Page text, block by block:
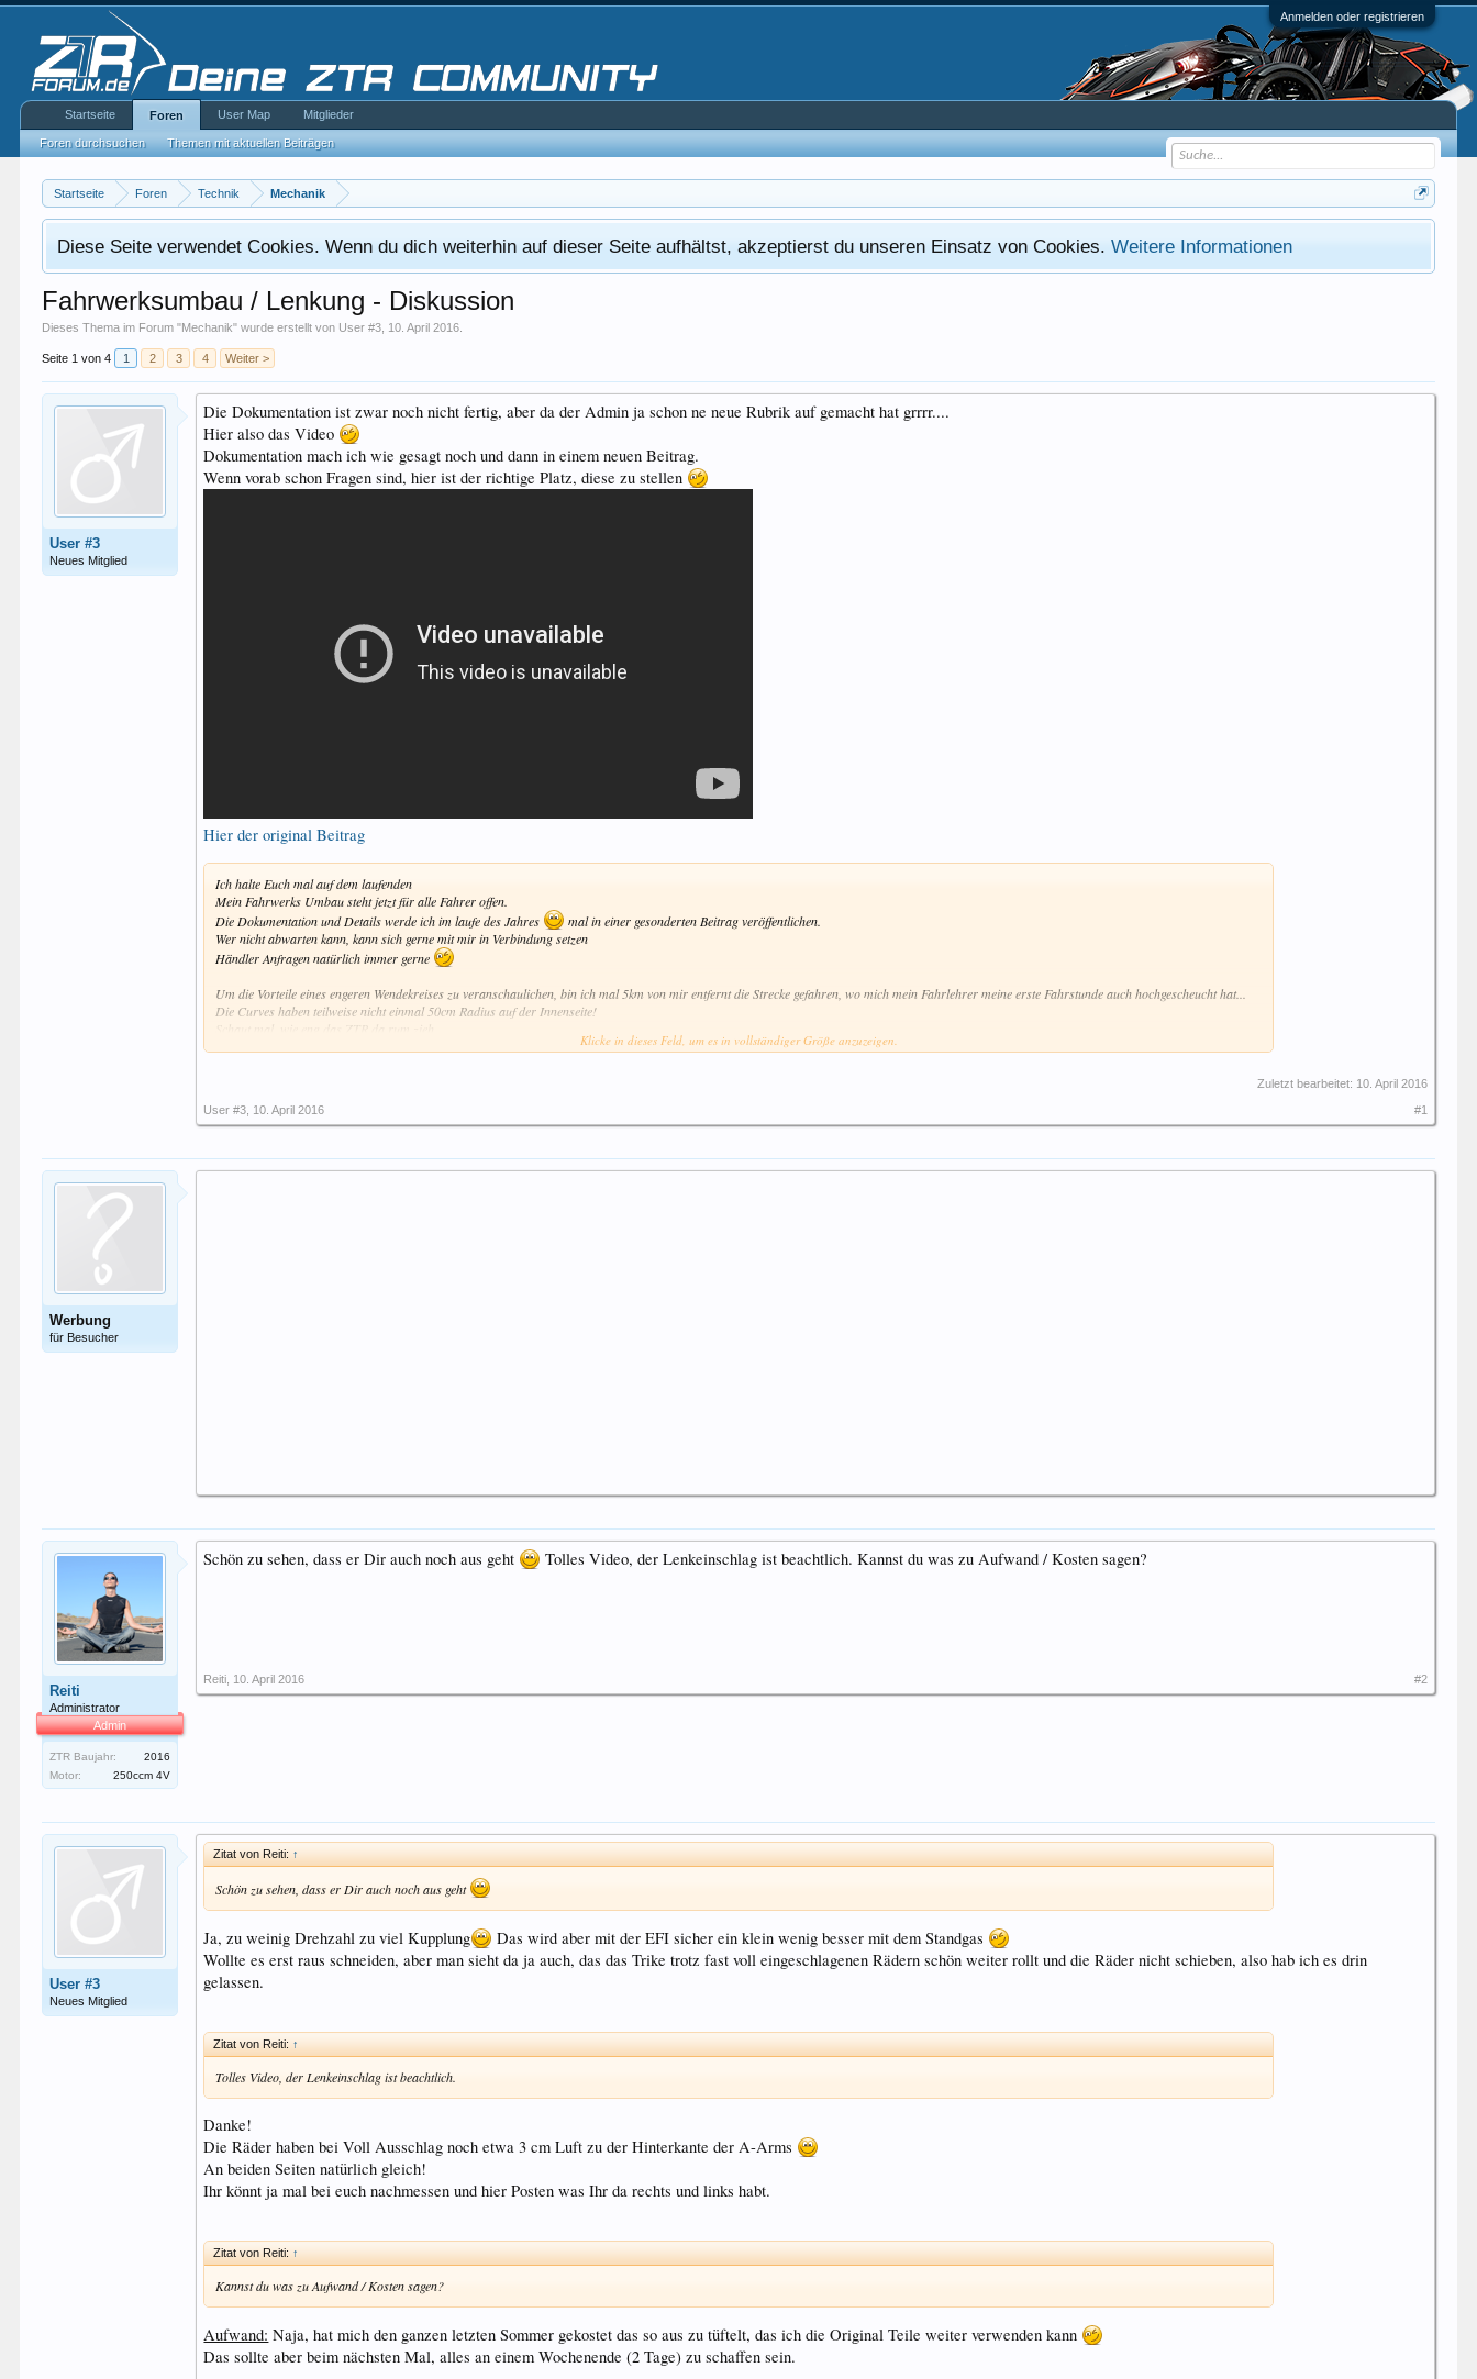
Anmelden oder registrieren
Startseite Foren Technik Mechanik
Diese Seite verwendet Cookies. Wenn du dich weiterhin auf dieser Seite aufhältst, akzeptierst du unseren Einsatz von Cookies.Weitere Informationen
Fahrwerksumbau / Lenkung - Diskussion
Dieses Thema im Forum "Mechanik" wurde erstellt von User #3 10. April 2016
Seite 1 von 4 1 2 3 4 Weiter >
User #3
Neues Mitglied
Die Dokumentation ist zwar noch nicht fertig, aber da der Admin ja schon ne neue Rubrik auf gemacht hat grrrr....
Hier also das Video
Dokumentation mach ich wie gesagt noch und dann in einem neuen Beitrag.
Wenn vorab schon Fragen sind, hier ist der richtige Platz, diese zu stellen
Hier der original Beitrag
Ich halte Euch mal auf dem laufenden
Mein Fahrwerks Umbau steht jetzt für alle Fahrer offen.
Die Dokumentation und Details werde ich im laufe des Jahres
mal in einer gesonderten Beitrag veröffentlichen.
Wer nicht abwarten kann, kann sich gerne mit mir in Verbindung setzen
Händler Anfragen natürlich immer gerne
Um die Vorteile eines engeren Wendekreises zu veranschaulichen, bin ich mal 5km von mir entfernt die Strecke gefahren, wo mich mein Fahrlehrer meine erste Fahrstunde auch hochgescheucht hat...
Die Curves haben teilweise nicht einmal 50cm Radius auf der Innenseite!
Klicke in dieses Feld, um es in vollständiger Größe anzuzeigen.
Zuletzt bearbeitet: 10. April 2016
User #3 10. April 2016 #1
Werbung
für Besucher
Reiti
Administrator
Admin
ZTR Baujahr:
2016
Motor:
250ccm 4V
Schön zu sehen, dass er Dir auch noch aus geht Tolles Video, der Lenkeinschlag ist beachtlich. Kannst du was zu Aufwand / Kosten sagen?
Reiti 10. April 2016 #2
User #3
Neues Mitglied
Zitat von Reiti: ↑
Schön zu sehen, dass er Dir auch noch aus geht
Ja, zu weinig Drehzahl zu viel Kupplung
Das wird aber mit der EFI sicher ein klein wenig besser mit dem Standgas
Wollte es erst raus schneiden, aber man sieht da ja auch, das das Trike trotz fast voll eingeschlagenen Rädern schön weiter rollt und die Räder nicht schieben, also hab ich es drin
gelassen.
Zitat von Reiti: ↑
Tolles Video, der Lenkeinschlag ist beachtlich.
Danke!
Die Räder haben bei Voll Ausschlag noch etwa 3 cm Luft zu der Hinterkante der A-Arms
An beiden Seiten natürlich gleich!
Ihr könnt ja mal bei euch nachmessen und hier Posten was Ihr da rechts und links habt.
Zitat von Reiti: ↑
Kannst du was zu Aufwand / Kosten sagen?
Aufwand: Naja, hat mich den ganzen letzten Sommer gekostet das so aus zu tüftelt, das ich die Original Teile weiter verwenden kann
Das sollte aber beim nächsten Mal, alles an einem Wochenende (2 Tage) zu schaffen sein.
Startseite Foren
Foren durchsuchen Themen mit aktuellen Beiträgen
User Map Mitglieder